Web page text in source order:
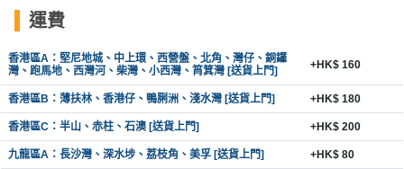
煮
系
列
聚
會
及
拍
運費
香港區A：堅尼地城、中上環、西營盤、北角、灣仔、銅鑼
灣、跑馬地、西灣河、柴灣、小西灣、筲箕灣 [送貨上門]
+HK$ 160
香港區B：薄扶林、香港仔、鴨脷洲、淺水灣 [送貨上門] +HK$ 180
香港區C：半山、赤柱、石澳 [送貨上門] +HK$ 200
九龍區A：長沙灣、深水埗、荔枝角、美孚 [送貨上門] +HK$ 80